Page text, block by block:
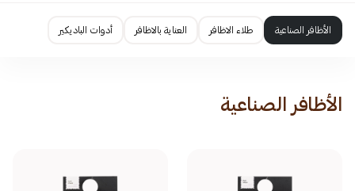
الأظافر الصناعية طلاء الاظافر العناية بالاظافر أدوات الباديكير
الأظافر الصناعية